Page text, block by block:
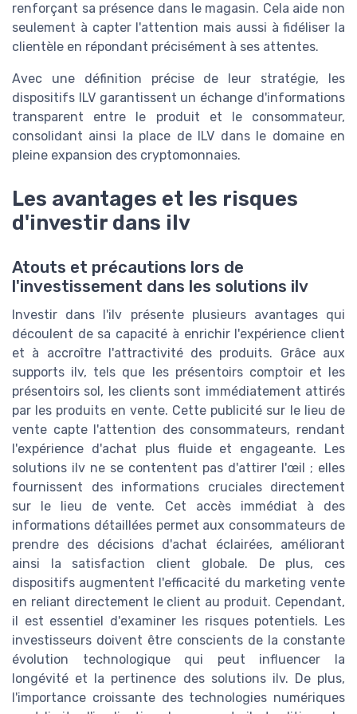
renforçant sa présence dans le magasin. Cela aide non
seulement à capter l'attention mais aussi à fidéliser la
clientèle en répondant précisément à ses attentes.
Avec une définition précise de leur stratégie, les
dispositifs ILV garantissent un échange d'informations
transparent entre le produit et le consommateur,
consolidant ainsi la place de ILV dans le domaine en
pleine expansion des cryptomonnaies.
Les avantages et les risques
d'investir dans ilv
Atouts et précautions lors de
l'investissement dans les solutions ilv
Investir dans l'ilv présente plusieurs avantages qui
découlent de sa capacité à enrichir l'expérience client
et à accroître l'attractivité des produits. Grâce aux
supports ilv, tels que les présentoirs comptoir et les
présentoirs sol, les clients sont immédiatement attirés
par les produits en vente. Cette publicité sur le lieu de
vente capte l'attention des consommateurs, rendant
l'expérience d'achat plus fluide et engageante. Les
solutions ilv ne se contentent pas d'attirer l'œil ; elles
fournissent des informations cruciales directement
sur le lieu de vente. Cet accès immédiat à des
informations détaillées permet aux consommateurs de
prendre des décisions d'achat éclairées, améliorant
ainsi la satisfaction client globale. De plus, ces
dispositifs augmentent l'efficacité du marketing vente
en reliant directement le client au produit. Cependant,
il est essentiel d'examiner les risques potentiels. Les
investisseurs doivent être conscients de la constante
évolution technologique qui peut influencer la
longévité et la pertinence des solutions ilv. De plus,
l'importance croissante des technologies numériques